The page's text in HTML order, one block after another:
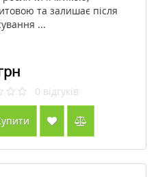
та залишає після
...
0 відгуків